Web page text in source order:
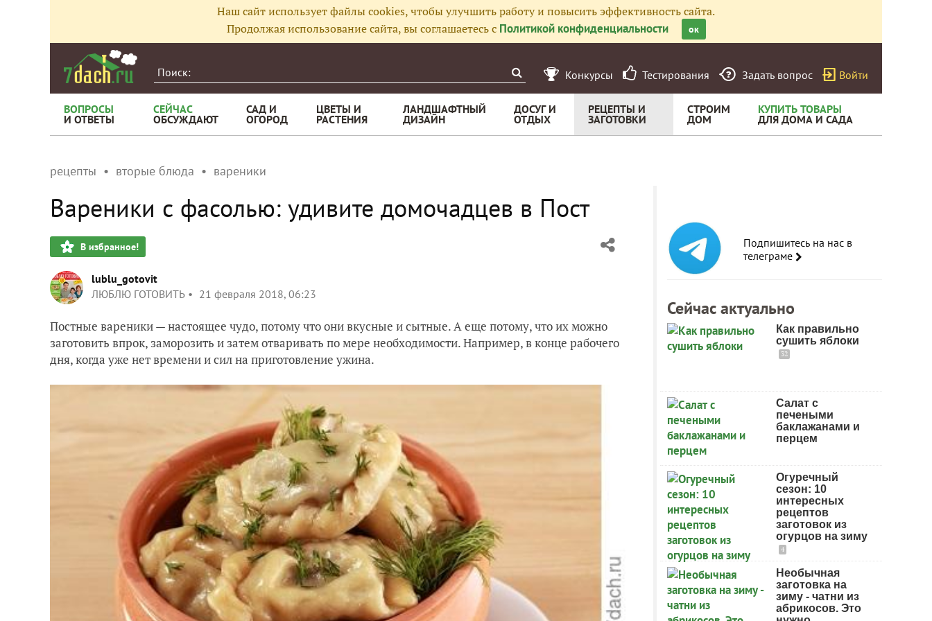
Наш сайт использует файлы cookies, чтобы улучшить работу и повысить эффективность сайта.
Продолжая использование сайта, вы соглашаетесь с Политикой конфиденциальности ок
Конкурсы Тестирования Задать вопрос Войти
ВОПРОСЫ
И ОТВЕТЫ
СЕЙЧАС
ОБСУЖДАЮТ
САД И
ОГОРОД
ЦВЕТЫ И
РАСТЕНИЯ
ЛАНДШАФТНЫЙ
ДИЗАЙН
ДОСУГ И
ОТДЫХ
РЕЦЕПТЫ И
ЗАГОТОВКИ
СТРОИМ
ДОМ
КУПИТЬ ТОВАРЫ
ДЛЯ ДОМА И САДА
рецепты вторые блюда вареники
Вареники с фасолью: удивите домочадцев в Пост
В избранное!
lublu_gotovit
ЛЮБЛЮ ГОТОВИТЬ
21 февраля 2018, 06:23
Постные вареники — настоящее чудо, потому что они вкусные и сытные. А еще потому, что их можно
заготовить впрок, заморозить и затем отваривать по мере необходимости. Например, в конце рабочего
дня, когда уже нет времени и сил на приготовление ужина.
Подпишитесь на нас в
телеграме
Сейчас актуально
Как правильно
сушить яблоки
32
Салат с
печеными
баклажанами и
перцем
Огуречный
сезон: 10
интересных
рецептов
заготовок из
огурцов на зиму
4
Необычная
заготовка на
зиму - чатни из
абрикосов. Это